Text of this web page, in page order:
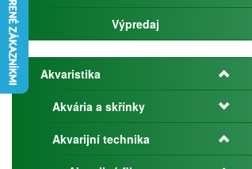
Výpredaj
Akvaristika
Akvária a skřínky
Akvarijní technika